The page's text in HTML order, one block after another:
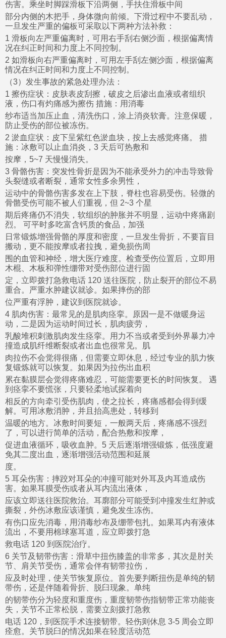
伤害。乘坐时脚踩滑板下沿两侧，手扶住滑板中间
部分内侧的木把手，身体微向前倾。下滑过程中不要乱动，
一旦发生严重的偏板可采取以下两种方法补救：
1 滑板向左严重偏离时，可用右手刮右侧沙面，根据偏离情
况在纠正时间和力度上不同控制。
2 如滑板向右严重偏离时，可用左手刮左侧沙面，根据偏离
情况在纠正时间和力度上不同控制。
（3）发生事故的紧急处理办法：
1 擦伤症状：皮肤表皮刮擦，破皮之后渗出血液或者组织
液，伤口有灼痛感为擦伤 措施：用消毒
纱布适当加压止血，清洗伤口，涂上消炎软膏。注意保暖，
防止受伤的部位被冻伤。
2 淤血症状：皮下呈紫红色淤血块，按上去感觉疼痛。 措
施：冰敷可以止血消炎，3 天后可热敷和
按摩，5~7 天慢慢消失。
3 骨骼伤害：突发性骨折是因为不能承受外力的冲击导致骨
头裂缝或者断裂，通常女性多余男性，
运动中的骨骼伤害多发在上下肢，脊柱也容易受伤。轻微的
骨骼受伤可能不被人们重视，但 2~3 个星
期后疼痛仍不消失，软组织的肿胀并不明显，运动中疼痛剧
烈。 可平时多吃富含钙质的食品，加强
日常锻炼增强骨骼的厚度和密度，一旦发生骨折，不要盲目
搬动，更不能按摩或者拉拽，避免损伤周
围的血管和神经，增大医疗难度。检查受伤位置后，立即用
木棍、木板和弹性绷带对受伤部位进行固
定，立即拨打急救电话 120 送往医院，防止裂开的部位不易
重合。严重水肿建议就诊。如果摔伤的部
位严重有浮肿，建议到医院就诊。
4 肌肉伤害：最常见的是肌肉痉挛。原因一是不做暖身运
动，二是因为运动时间过长，肌肉疲劳，
乳酸堆积刺激肌肉发生痉挛。用力不当或者受到外界暴力冲
撞造成肌纤维断裂或者出血也很常见。肌
肉拉伤不会觉得很痛，但需要立即休息，经过专业的肌力恢
复锻炼就可以恢复。如果因为拉伤出血积
累在黏膜层会觉得疼痛难忍，可能需要更长的时间恢复。 遇
到痉挛不要慌张，只要轻柔地试探着向
相反的方向牵引受伤肌肉，使之拉长，疼痛感都会得到缓
解。可用冰敷消肿，并且抬高患处，转移到
温暖的地方。冰敷时间要短，一般两天后，疼痛感不强烈
了，可以进行简单的活动，配合热敷和按摩，
促进血液循环，吸收血肿。5 天后逐渐增强锻炼，低强度避
免其二度出血，逐渐增强活动范围和延展
度。
5 耳朵伤害：摔跤对耳朵的冲撞可能对外耳及内耳造成伤
害。如果耳膜受伤或者从耳内流出液体，
应该立即送往医院救治。耳廓部分可能受到冲撞发生红肿或
撕裂，外伤冰敷应该谨慎，避免发生冻伤。
有伤口应先消毒，用消毒纱布及绷带包扎。如果耳内有液体
流出，不要用棉球塞耳道，应立即拨打急
救电话 120 到医院治疗。
6 关节及韧带伤害：滑草中扭伤膝盖的非常多，其次是肘关
节、肩关节受伤，通常会伴有韧带拉伤，
应及时处理，使关节恢复原位。首先要判断扭伤是单纯的韧
带伤，还是伴随着骨折、脱臼现象。单纯
的韧带伤分为轻度和重度伤，重度韧带伤指韧带正常功能丧
失，关节不正常松脱，需要立刻拨打急救
电话 120，到医院手术连接韧带。轻伤则休息 3-5 周会立即
痊愈。关节脱臼的情况如果在轻度活动范